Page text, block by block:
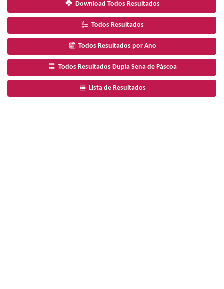
Download Todos Resultados
Todos Resultados
Todos Resultados por Ano
Todos Resultados Dupla Sena de Páscoa
Lista de Resultados